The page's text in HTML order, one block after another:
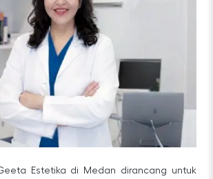
Estetika di Medan dirancang untuk